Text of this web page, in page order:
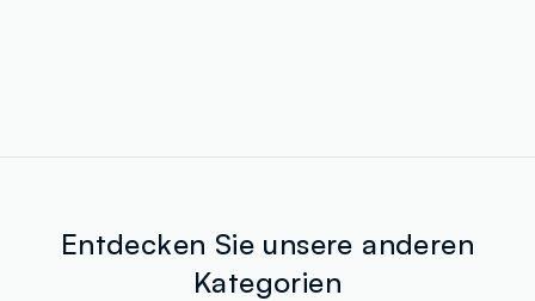
Entdecken Sie unsere anderen
Kategorien